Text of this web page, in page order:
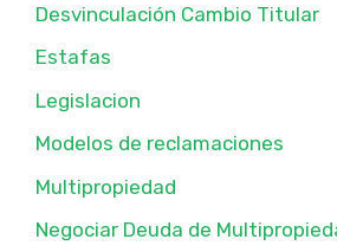
Desvinculación Cambio Titular
Estafas
Legislacion
Modelos de reclamaciones
Multipropiedad
Negociar Deuda de